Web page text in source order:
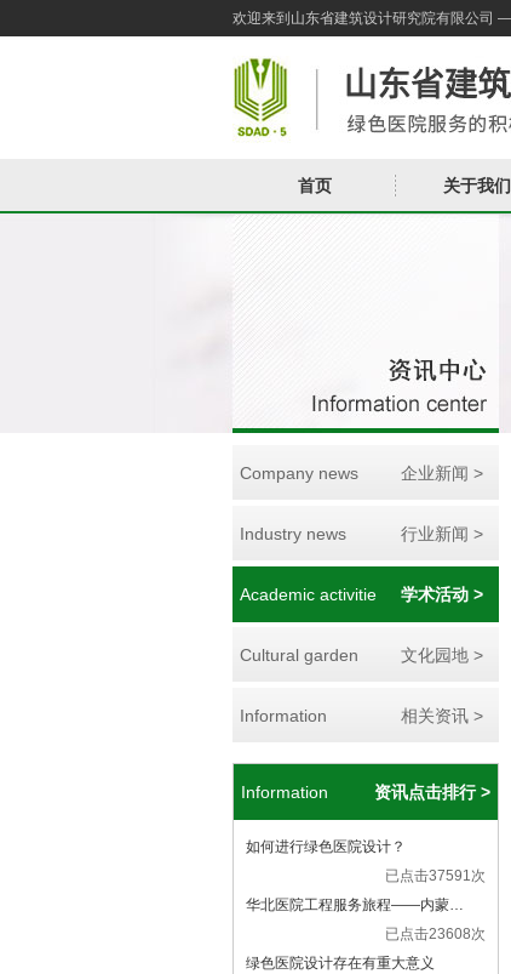
欢迎来到山东省建筑设计研究院有限公司
首页 关于我们
企业新闻 >
Company news
行业新闻 >
Industry news
学术活动 >
Academic activitie
文化园地 >
Cultural garden
相关资讯 >
Information
Information 资讯点击排行 >
如何进行绿色医院设计？
已点击37591次
华北医院工程服务旅程——内蒙…
已点击23608次
绿色医院设计存在有重大意义